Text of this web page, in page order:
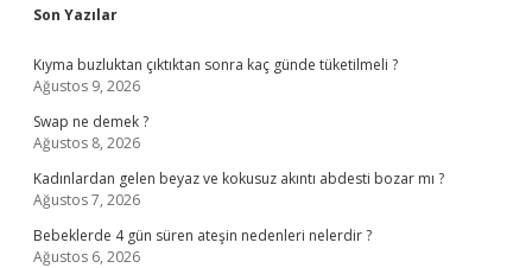
Sidebar
Son Yazılar
Kıyma buzluktan çıktıktan sonra kaç günde tüketilmeli ?
Ağustos 9, 2026
Swap ne demek ?
Ağustos 8, 2026
Kadınlardan gelen beyaz ve kokusuz akıntı abdesti bozar mı ?
Ağustos 7, 2026
Bebeklerde 4 gün süren ateşin nedenleri nelerdir ?
Ağustos 6, 2026